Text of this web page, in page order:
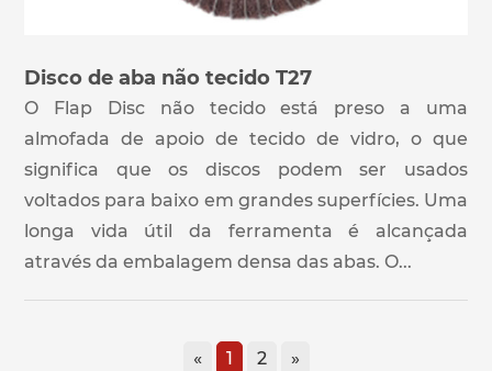
Disco de aba não tecido T27
O Flap Disc não tecido está preso a uma
almofada de apoio de tecido de vidro, o que
significa que os discos podem ser usados
voltados para baixo em grandes superfícies. Uma
longa vida útil da ferramenta é alcançada
através da embalagem densa das abas. O...
« 1 2 »